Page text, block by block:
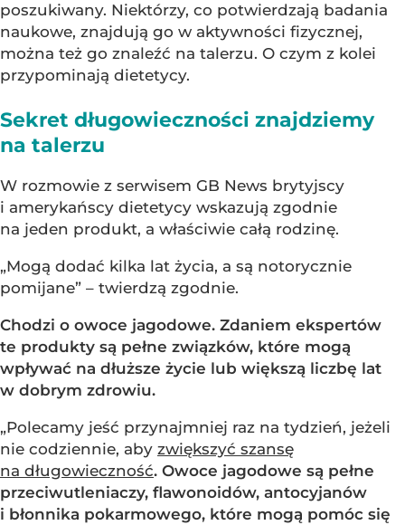
poszukiwany. Niektórzy, co potwierdzają badania
naukowe, znajdują go w aktywności fizycznej,
można też go znaleźć na talerzu. O czym z kolei
przypominają dietetycy.
Sekret długowieczności znajdziemy
na talerzu
W rozmowie z serwisem GB News brytyjscy
i amerykańscy dietetycy wskazują zgodnie
na jeden produkt, a właściwie całą rodzinę.
„Mogą dodać kilka lat życia, a są notorycznie
pomijane” – twierdzą zgodnie.
Chodzi o owoce jagodowe. Zdaniem ekspertów
te produkty są pełne związków, które mogą
wpływać na dłuższe życie lub większą liczbę lat
w dobrym zdrowiu.
„Polecamy jeść przynajmniej raz na tydzień, jeżeli
nie codziennie, aby zwiększyć szansę
na długowieczność. Owoce jagodowe są pełne
przeciwutleniaczy, flawonoidów, antocyjanów
i błonnika pokarmowego, które mogą pomóc się